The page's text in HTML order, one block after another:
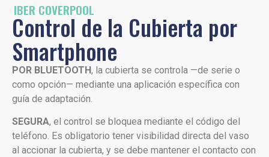
IBER COVERPOOL
Control de la Cubierta por
Smartphone
POR BLUETOOTH, la cubierta se controla —de serie o
como opción— mediante una aplicación específica con
guía de adaptación.
SEGURA, el control se bloquea mediante el código del
teléfono. Es obligatorio tener visibilidad directa del vaso
al accionar la cubierta, y se debe mantener el contacto con